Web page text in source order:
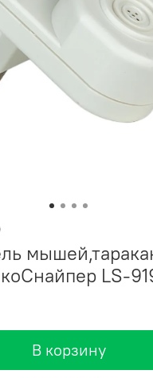
LS-
В корзину